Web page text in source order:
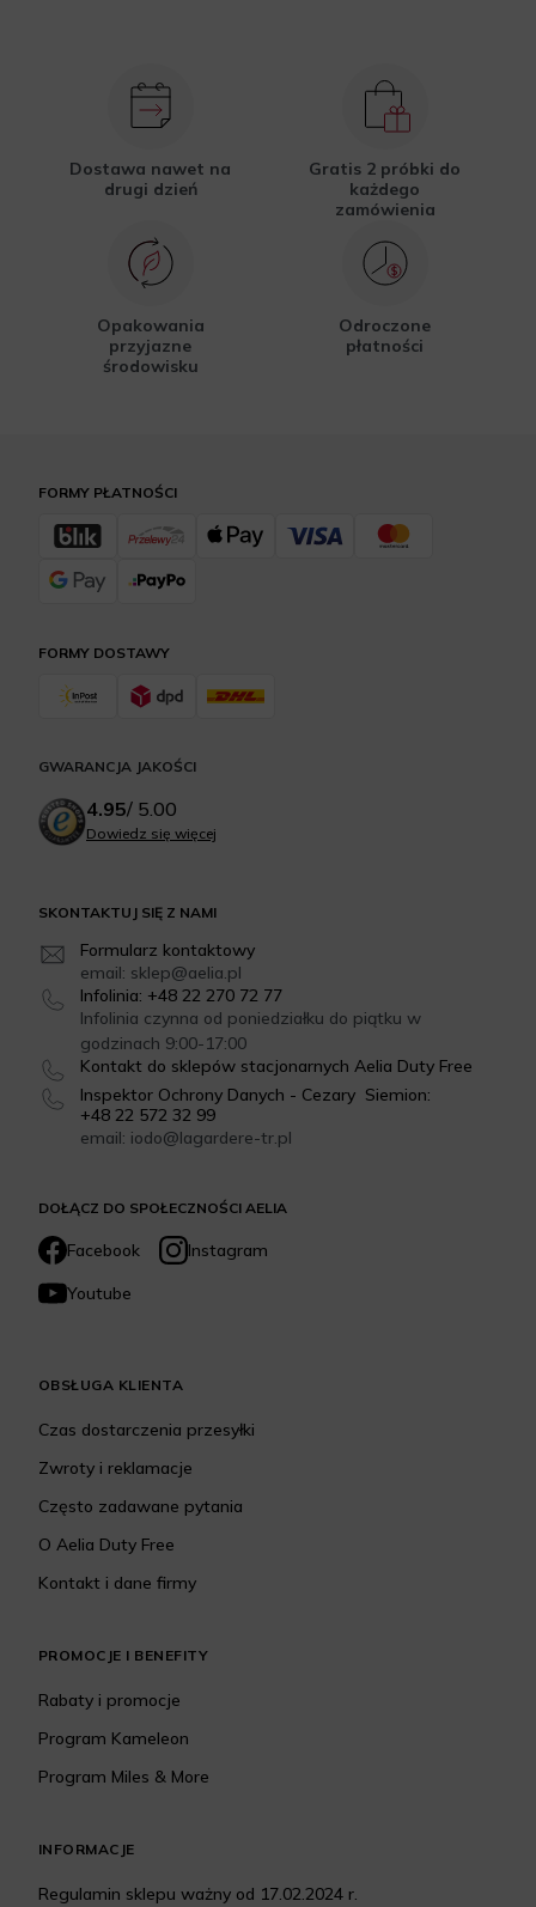
Dostawa nawet na
drugi dzień
Gratis 2 próbki do
każdego
zamówienia
Opakowania
przyjazne
środowisku
Odroczone
płatności
DOŁĄCZ DO SPOŁECZNOŚCI AELIA
Facebook
Instagram
Youtube
SKONTAKTUJ SIĘ Z NAMI
Formularz kontaktowy
email: sklep@aelia.pl
Infolinia: +48 22 270 72 77
Infolinia czynna od poniedziałku do piątku w
godzinach 9:00-17:00
Kontakt do sklepów stacjonarnych Aelia Duty Free
Inspektor Ochrony Danych - Cezary Siemion:
+48 22 572 32 99
email: iodo@lagardere-tr.pl
FORMY DOSTAWY
FORMY PŁATNOŚCI
OBSŁUGA KLIENTA
Czas dostarczenia przesyłki
Zwroty i reklamacje
Często zadawane pytania
O Aelia Duty Free
Kontakt i dane firmy
PROMOCJE I BENEFITY
Rabaty i promocje
Program Kameleon
Program Miles & More
INFORMACJE
Regulamin sklepu ważny od 17.02.2024 r.
GWARANCJA JAKOŚCI
4.95/ 5.00
Dowiedz się więcej